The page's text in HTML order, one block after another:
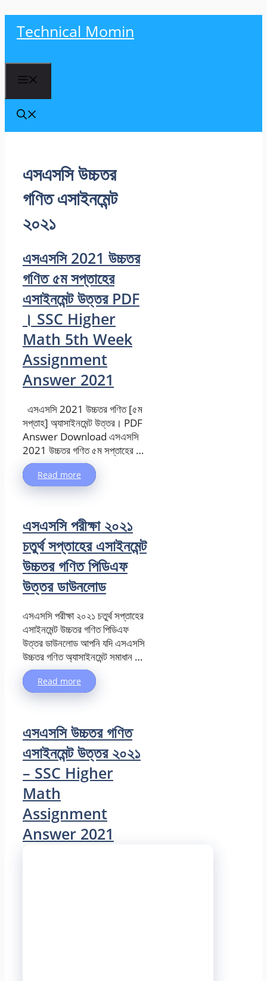
Technical Momin
এসএসসি উচ্চতর
গণিত এসাইনমেন্ট
২০২১
এসএসসি 2021 উচ্চতর
গণিত ৫ম সপ্তাহের
এসাইনমেন্ট উত্তর PDF
। SSC Higher
Math 5th Week
Assignment
Answer 2021
এসএসসি 2021 উচ্চতর গণিত [৫ম
সপ্তাহ] অ্যাসাইনমেন্ট উত্তর। PDF
Answer Download এসএসসি
2021 উচ্চতর গণিত ৫ম সপ্তাহের …
Read more
এসএসসি পরীক্ষা ২০২১
চতুর্থ সপ্তাহের এসাইনমেন্ট
উচ্চতর গণিত পিডিএফ
উত্তর ডাউনলোড
এসএসসি পরীক্ষা ২০২১ চতুর্থ সপ্তাহের
এসাইনমেন্ট উচ্চতর গণিত পিডিএফ
উত্তর ডাউনলোড আপনি যদি এসএসসি
উচ্চতর গণিত অ্যাসাইনমেন্ট সমাধান …
Read more
এসএসসি উচ্চতর গণিত
এসাইনমেন্ট উত্তর ২০২১
– SSC Higher
Math
Assignment
Answer 2021